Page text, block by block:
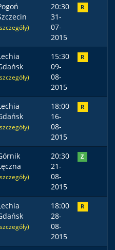
20:30
31-
07-
2015
R
15:30
09-
08-
2015
R
18:00
16-
08-
2015
R
20:30
21-
08-
2015
Z
18:00
28-
08-
2015
R